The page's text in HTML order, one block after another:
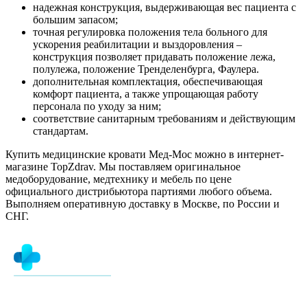
надежная конструкция, выдерживающая вес пациента с
большим запасом;
точная регулировка положения тела больного для
ускорения реабилитации и выздоровления –
конструкция позволяет придавать положение лежа,
полулежа, положение Тренделенбурга, Фаулера.
дополнительная комплектация, обеспечивающая
комфорт пациента, а также упрощающая работу
персонала по уходу за ним;
соответствие санитарным требованиям и действующим
стандартам.
Купить медицинские кровати Мед-Мос можно в интернет-
магазине TopZdrav. Мы поставляем оригинальное
медоборудование, медтехнику и мебель по цене
официального дистрибьютора партиями любого объема.
Выполняем оперативную доставку в Москве, по России и
СНГ.